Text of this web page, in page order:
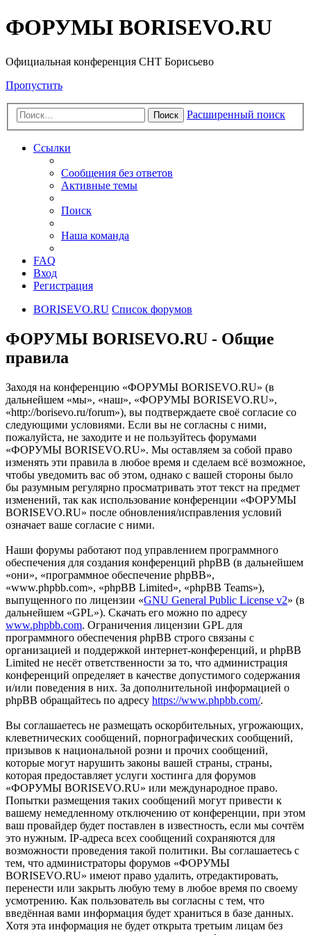
ФОРУМЫ BORISEVO.RU
Официальная конференция СНТ Борисьево
Пропустить
Поиск Расширенный поиск
Ссылки
Сообщения без ответов
Активные темы
Поиск
Наша команда
FAQ
Вход
Регистрация
BORISEVO.RU Список форумов
ФОРУМЫ BORISEVO.RU - Общие
правила
Заходя на конференцию «ФОРУМЫ BORISEVO.RU» (в
дальнейшем «мы», «наш», «ФОРУМЫ BORISEVO.RU»,
«http://borisevo.ru/forum»), вы подтверждаете своё согласие со
следующими условиями. Если вы не согласны с ними,
пожалуйста, не заходите и не пользуйтесь форумами
«ФОРУМЫ BORISEVO.RU». Мы оставляем за собой право
изменять эти правила в любое время и сделаем всё возможное,
чтобы уведомить вас об этом, однако с вашей стороны было
бы разумным регулярно просматривать этот текст на предмет
изменений, так как использование конференции «ФОРУМЫ
BORISEVO.RU» после обновления/исправления условий
означает ваше согласие с ними.
Наши форумы работают под управлением программного
обеспечения для создания конференций phpBB (в дальнейшем
«они», «программное обеспечение phpBB»,
«www.phpbb.com», «phpBB Limited», «phpBB Teams»),
выпущенного по лицензии «GNU General Public License v2» (в
дальнейшем «GPL»). Скачать его можно по адресу
www.phpbb.com. Ограничения лицензии GPL для
программного обеспечения phpBB строго связаны с
организацией и поддержкой интернет-конференций, и phpBB
Limited не несёт ответственности за то, что администрация
конференций определяет в качестве допустимого содержания
и/или поведения в них. За дополнительной информацией о
phpBB обращайтесь по адресу https://www.phpbb.com/.
Вы соглашаетесь не размещать оскорбительных, угрожающих,
клеветнических сообщений, порнографических сообщений,
призывов к национальной розни и прочих сообщений,
которые могут нарушить законы вашей страны, страны,
которая предоставляет услуги хостинга для форумов
«ФОРУМЫ BORISEVO.RU» или международное право.
Попытки размещения таких сообщений могут привести к
вашему немедленному отключению от конференции, при этом
ваш провайдер будет поставлен в известность, если мы сочтём
это нужным. IP-адреса всех сообщений сохраняются для
возможности проведения такой политики. Вы соглашаетесь с
тем, что администраторы форумов «ФОРУМЫ
BORISEVO.RU» имеют право удалить, отредактировать,
перенести или закрыть любую тему в любое время по своему
усмотрению. Как пользователь вы согласны с тем, что
введённая вами информация будет храниться в базе данных.
Хотя эта информация не будет открыта третьим лицам без